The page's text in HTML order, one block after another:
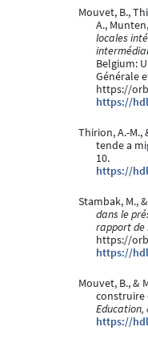
Mouvet, B.,
A.,
locales
Belgium:
Générale
https://
https://
Thirion, A.-M.,
tende a
10.
https://
Stambak, M.,
dans le
rapport de
https://
https://
Mouvet, B., &
construire
Education,
https://